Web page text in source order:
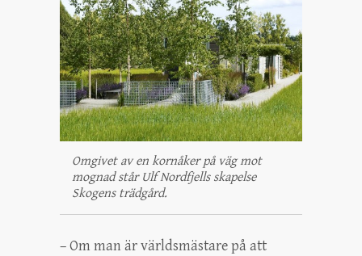
Omgivet av en kornåker på väg mot
mognad står Ulf Nordfjells skapelse
Skogens trädgård.
– Om man är världsmästare på att